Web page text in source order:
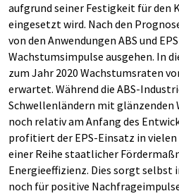
aufgrund seiner Festigkeit für den
eingesetzt wird. Nach den
von den Anwendungen ABS und
Wachstumsimpulse ausgehen. In
zum Jahr 2020 Wachstumsraten
erwartet. Während die ABS-
Schwellenländern mit glänzenden
noch relativ am Anfang des
profitiert der EPS-Einsatz in
einer Reihe staatlicher
Energieeffizienz. Dies sorgt
noch für positive